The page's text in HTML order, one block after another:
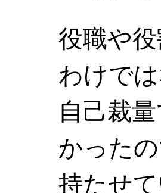
役職や
わけで
自己裁
かった
持たせ